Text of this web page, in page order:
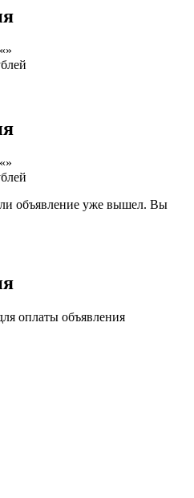
»
»
объявление уже вышел. Вы
оплаты объявления